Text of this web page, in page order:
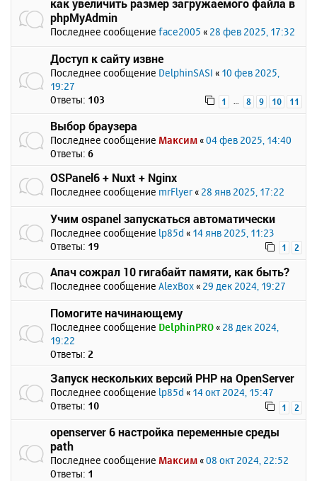
как увеличить размер загружаемого файла в
phpMyAdmin
Последнее сообщение face2005 « 28 фев 2025, 17:32
Доступ к сайту извне
Последнее сообщение DelphinSASI « 10 фев 2025,
19:27
Ответы: 103 1 8 9 10 11
Выбор браузера
Последнее сообщение Максим «04 фев 2025, 14:40
Ответы: 6
OSPanel6 + Nuxt + Nginx
Последнее сообщение mrFlyer « 28 янв 2025, 17:22
Учим ospanel запускаться автоматически
Последнее сообщение lp85d « 14 янв 2025, 11:23
Ответы: 19 1 2
Апач сожрал 10 гигабайт памяти, как быть?
Последнее сообщение AlexBox « 29 дек 2024, 19:27
Помогите начинающему
Последнее сообщение DelphinPRO « 28 дек 2024,
19:22
Ответы: 2
Запуск нескольких версий PHP на OpenServer
Последнее сообщение lp85d « 14 окт 2024, 15:47
Ответы: 10 1 2
openserver 6 настройка переменные среды
path
Последнее сообщение Максим «08 окт 2024, 22:52
Ответы: 1